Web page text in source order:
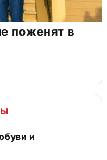
поженят в
и